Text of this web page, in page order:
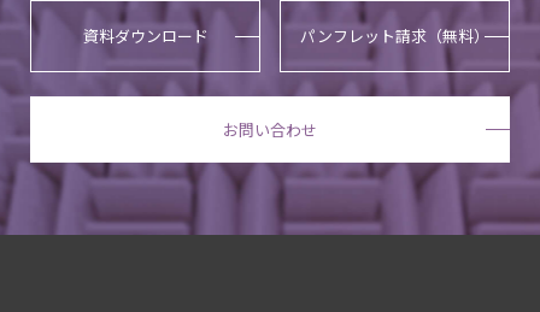
資料ダウンロード パンフレット請求（無料）
お問い合わせ